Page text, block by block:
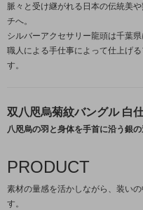
脈々と受け継がれる日本の伝統美
チへ。
シルバーアクセサリー龍頭は千葉
職人による手仕事によって仕上げ
す。
双八咫烏菊紋バングル 白
八咫烏の羽と身体を手首に沿う銀
PRODUCT
素材の量感を活かしながら、装い
す。